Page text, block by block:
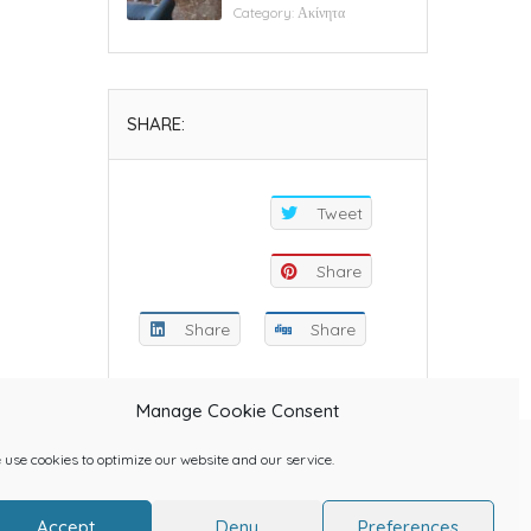
Manage Cookie Consent
use cookies to optimize our website and our service.
Accept Deny Preferences
Category: Ακίνητα
SHARE:
Tweet
Share
Share Share